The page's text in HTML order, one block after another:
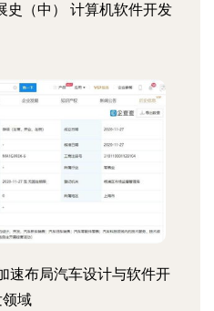
史（中） 计算机软件开发
速布局汽车设计与软件开
域